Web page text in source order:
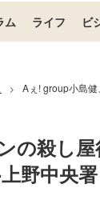
ム ライフ ビ
> Aぇ! group小島
の殺し
野中央署